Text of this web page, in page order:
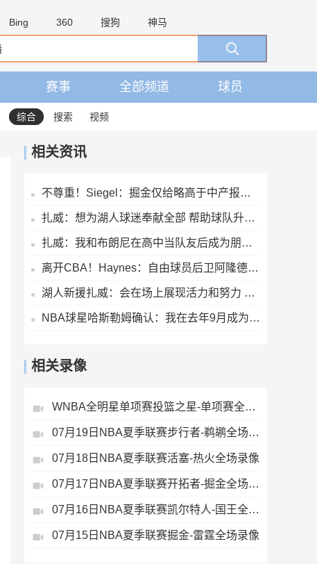
Bing 360 搜狗 神马
赛事 全部频道 球员
综合 搜索 视频
相关资讯
不尊重！Siegel：掘金仅给略高于中产报价 沃特森已一脚迈出大门
扎威：想为湖人球迷奉献全部 帮助球队升起第18面冠军旗帜
扎威：我和布朗尼在高中当队友后成为朋友 很兴奋能再次并肩作战
离开CBA！Haynes：自由球员后卫阿隆德斯·威廉姆斯签约奇才
湖人新援扎威：会在场上展现活力和努力 防守对方最好的球员
NBA球星哈斯勒姆确认：我在去年9月成为伊普斯维奇少数股东
相关录像
WNBA全明星单项赛投篮之星-单项赛全场录像
07月19日NBA夏季联赛步行者-鹈鹕全场录像
07月18日NBA夏季联赛活塞-热火全场录像
07月17日NBA夏季联赛开拓者-掘金全场录像
07月16日NBA夏季联赛凯尔特人-国王全场录像
07月15日NBA夏季联赛掘金-雷霆全场录像